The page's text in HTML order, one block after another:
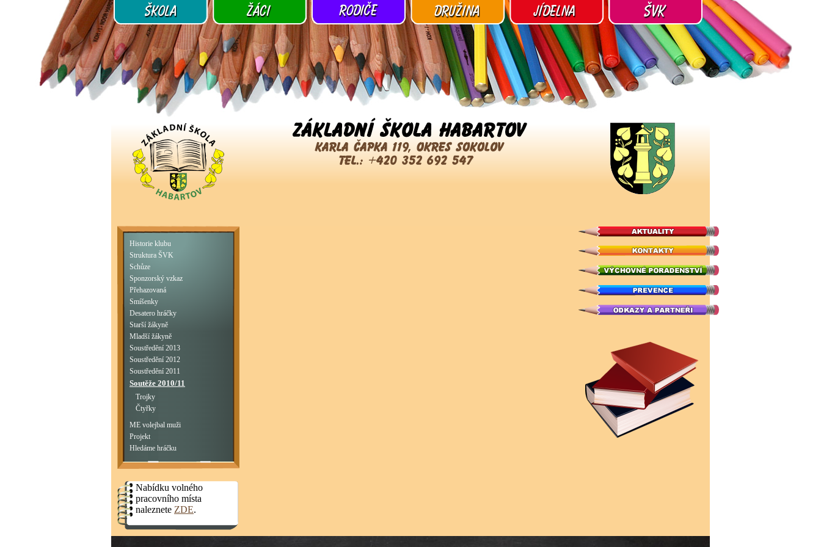
Historie klubu
Struktura ŠVK
Schůze
Sponzorský vzkaz
Přehazovaná
Smíšenky
Desatero hráčky
Starší žákyně
Mladší žákyně
Soustředění 2013
Soustředění 2012
Soustředění 2011
Soutěže 2010/11
Trojky
Čtyřky
ME volejbal muži
Projekt
Hledáme hráčku
Nabídku volného
pracovního místa
naleznete ZDE.